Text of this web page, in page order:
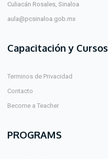
Culiacán Rosales, Sinaloa
aula@pcsinaloa.gob.mx
Capacitación y Cursos
Terminos de Privacidad
Contacto
Become a Teacher
PROGRAMS